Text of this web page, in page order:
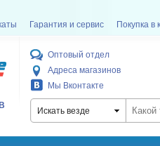
Гарантия и сервис Покупка в
Оптовый отдел
Адреса магазинов
Мы Вконтакте
Искать везде